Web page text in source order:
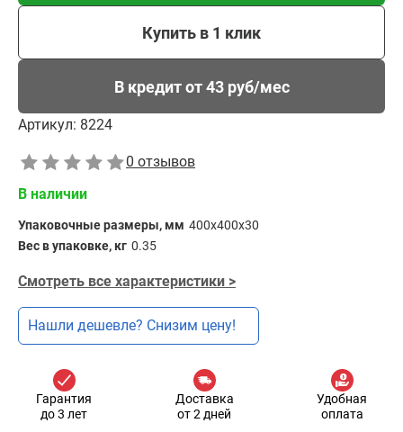
Купить в 1 клик
В кредит от 43 руб/мес
Артикул: 8224
0 отзывов
В наличии
Упаковочные размеры, мм 400x400x30
Вес в упаковке, кг 0.35
Смотреть все характеристики >
Нашли дешевле? Снизим цену!
Гарантия
до 3 лет
Доставка
от 2 дней
Удобная
оплата